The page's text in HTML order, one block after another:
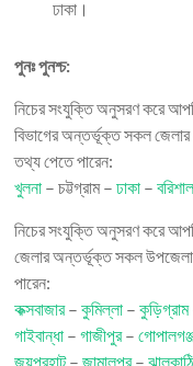
ঢাকা।
পুনঃ পুনশ্চ:
নিচের সংযুক্তি অনুসরণ করে
বিভাগের অন্তর্ভূক্ত সকল
তথ্য পেতে পারেন:
খুলনা – চট্টগ্রাম –ঢাকা –
নিচের সংযুক্তি অনুসরণ করে
জেলার অন্তর্ভূক্ত সকল
পারেন:
কক্সবাজার–কুমিল্লা –কুড়িগ্রাম
গাইবান্ধা –গাজীপুর–
জয়পুরহাট–জামালপুর–ঝালকাঠি